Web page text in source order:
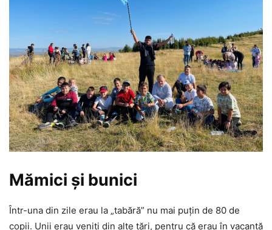
Mămici și bunici
Într-una din zile erau la „tabără” nu mai puțin de 80 de
copii. Unii erau veniți din alte țări, pentru că erau în vacanță